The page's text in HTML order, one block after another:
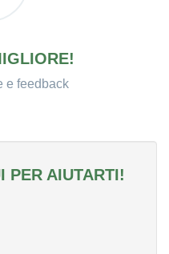
e feedback
PER AIUTARTI!